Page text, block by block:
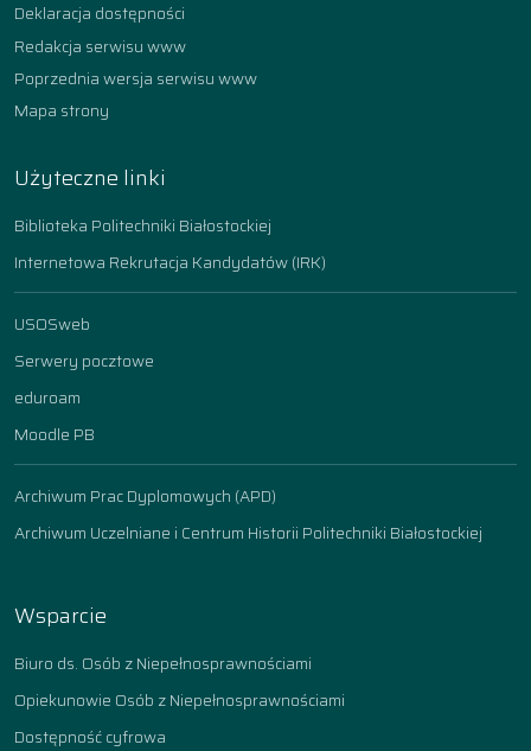
Deklaracja dostępności
Redakcja serwisu www
Poprzednia wersja serwisu www
Mapa strony
Użyteczne linki
Biblioteka Politechniki Białostockiej
Internetowa Rekrutacja Kandydatów (IRK)
USOSweb
Serwery pocztowe
eduroam
Moodle PB
Archiwum Prac Dyplomowych (APD)
Archiwum Uczelniane i Centrum Historii Politechniki Białostockiej
Wsparcie
Biuro ds. Osób z Niepełnosprawnościami
Opiekunowie Osób z Niepełnosprawnościami
Dostępność cyfrowa